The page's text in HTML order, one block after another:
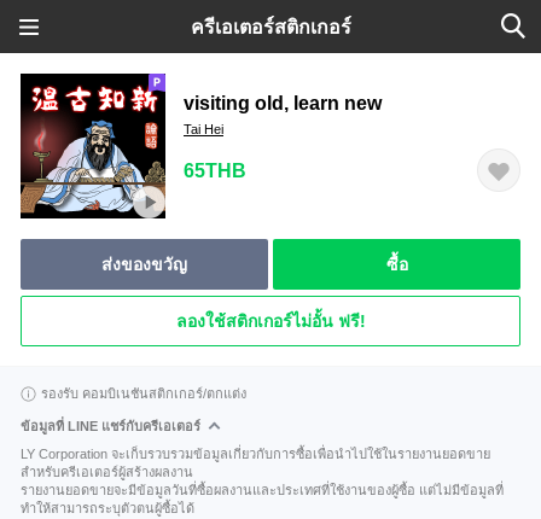
ครีเอเตอร์สติกเกอร์
visiting old, learn new
Tai Hei
65THB
ส่งของขวัญ ซื้อ
ลองใช้สติกเกอร์ไม่อั้น ฟรี!
รองรับ คอมบิเนชันสติกเกอร์/ตกแต่ง
ข้อมูลที่ LINE แชร์กับครีเอเตอร์
LY Corporation จะเก็บรวบรวมข้อมูลเกี่ยวกับการซื้อเพื่อนำไปใช้ในรายงานยอดขาย
สำหรับครีเอเตอร์ผู้สร้างผลงาน
รายงานยอดขายจะมีข้อมูลวันที่ซื้อผลงานและประเทศที่ใช้งานของผู้ซื้อ แต่ไม่มีข้อมูลที่
ทำให้สามารถระบุตัวตนผู้ซื้อได้